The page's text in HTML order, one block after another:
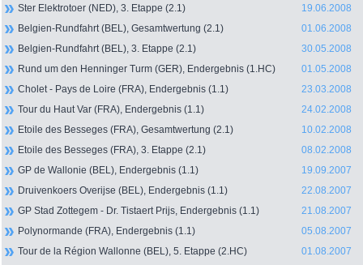
Ster Elektrotoer (NED), 3. Etappe (2.1)
19.06.2008
Belgien-Rundfahrt (BEL), Gesamtwertung (2.1)
01.06.2008
Belgien-Rundfahrt (BEL), 3. Etappe (2.1)
30.05.2008
Rund um den Henninger Turm (GER), Endergebnis (1.HC)
01.05.2008
Cholet - Pays de Loire (FRA), Endergebnis (1.1)
23.03.2008
Tour du Haut Var (FRA), Endergebnis (1.1)
24.02.2008
Etoile des Besseges (FRA), Gesamtwertung (2.1)
10.02.2008
Etoile des Besseges (FRA), 3. Etappe (2.1)
08.02.2008
GP de Wallonie (BEL), Endergebnis (1.1)
19.09.2007
Druivenkoers Overijse (BEL), Endergebnis (1.1)
22.08.2007
GP Stad Zottegem - Dr. Tistaert Prijs, Endergebnis (1.1)
21.08.2007
Polynormande (FRA), Endergebnis (1.1)
05.08.2007
Tour de la Région Wallonne (BEL), 5. Etappe (2.HC)
01.08.2007